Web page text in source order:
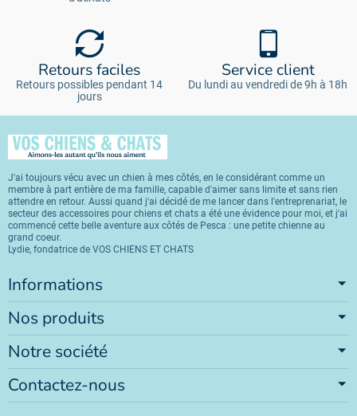
Retours faciles
Retours possibles pendant 14
jours
Service client
Du lundi au vendredi de 9h à 18h
J'ai toujours vécu avec un chien à mes côtés, en le considérant comme un
membre à part entière de ma famille, capable d'aimer sans limite et sans rien
attendre en retour. Aussi quand j'ai décidé de me lancer dans l'entreprenariat, le
secteur des accessoires pour chiens et chats a été une évidence pour moi, et j'ai
commencé cette belle aventure aux côtés de Pesca : une petite chienne au
grand coeur.
Lydie, fondatrice de VOS CHIENS ET CHATS
Informations
Nos produits
Notre société
Contactez-nous